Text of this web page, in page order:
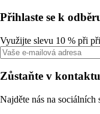
Přihlaste se k
Využijte slevu 10 % při
Zůstaňte v kontaktu
Najděte nás na sociálních